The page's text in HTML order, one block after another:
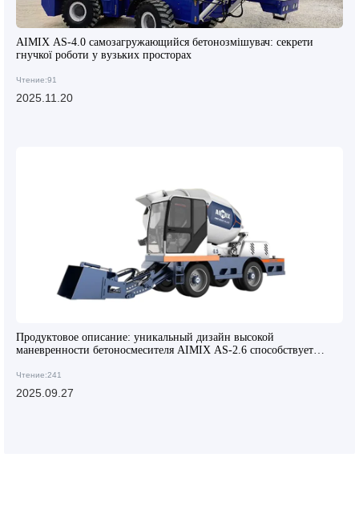
AIMIX AS-4.0 самозагружающийся бетонозмішувач: секрети
гнучкої роботи у вузьких просторах
Чтение:91
2025.11.20
Продуктовое описание: уникальный дизайн высокой
маневренности бетоносмесителя AIMIX AS-2.6 способствует
Чтение:241
2025.09.27